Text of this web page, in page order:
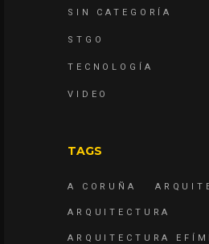
SIN CATEGORÍA
STGO
TECNOLOGÍA
VIDEO
TAGS
A CORUÑA
ARQUITECTURA
ARQUITECTURA